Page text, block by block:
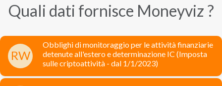
Quali dati fornisce Moneyviz ?
RW
Obblighi di monitoraggio per le attività finanziarie
detenute all'estero e determinazione IC (Imposta
sulle criptoattività - dal 1/1/2023)